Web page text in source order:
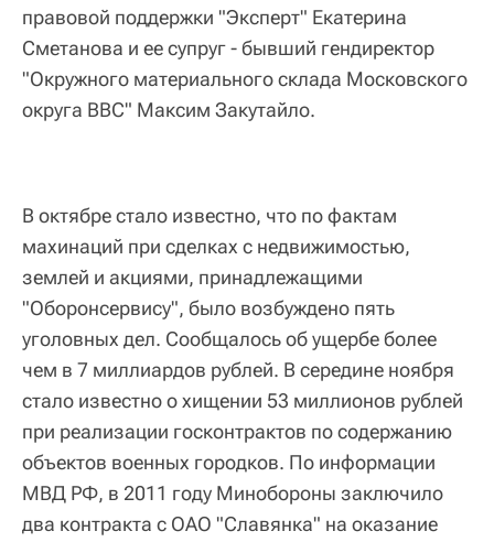
правовой поддержки "Эксперт" Екатерина
Сметанова и ее супруг - бывший гендиректор
"Окружного материального склада Московского
округа ВВС" Максим Закутайло.
В октябре стало известно, что по фактам
махинаций при сделках с недвижимостью,
землей и акциями, принадлежащими
"Оборонсервису", было возбуждено пять
уголовных дел. Сообщалось об ущербе более
чем в 7 миллиардов рублей. В середине ноября
стало известно о хищении 53 миллионов рублей
при реализации госконтрактов по содержанию
объектов военных городков. По информации
МВД РФ, в 2011 году Минобороны заключило
два контракта с ОАО "Славянка" на оказание